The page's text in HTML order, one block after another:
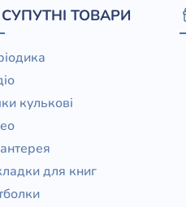
СУПУТНІ ТОВАРИ
кулькові
для книг